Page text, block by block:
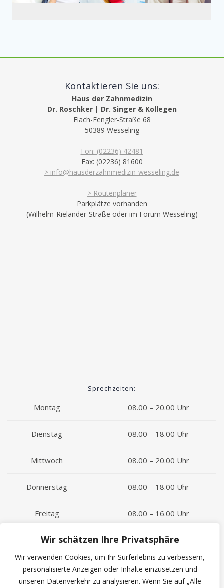
Wir schätzen Ihre Privatsphäre
Wir verwenden Cookies, um Ihr Surferlebnis zu verbessern,
personalisierte Anzeigen oder Inhalte einzusetzen und
unseren Datenverkehr zu analysieren. Wenn Sie auf „Alle
Kontaktieren Sie uns:
Haus der Zahnmedizin
Dr. Roschker | Dr. Singer & Kollegen
Flach-Fengler-Straße 68
50389 Wesseling
Fon: (02236) 42481
Fax: (02236) 81600
> info@hausderzahnmedizin-wesseling.de
> Routenplaner
Parkplätze vorhanden
(Wilhelm-Rieländer-Straße oder im Forum Wesseling)
Sprechzeiten:
Montag 08.00 – 20.00 Uhr
Dienstag 08.00 – 18.00 Uhr
Mittwoch 08.00 – 20.00 Uhr
Donnerstag 08.00 – 18.00 Uhr
Freitag 08.00 – 16.00 Uhr
Datenschutzerklärung